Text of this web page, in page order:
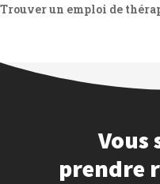
Trouver un emploi de
Vous
prendre